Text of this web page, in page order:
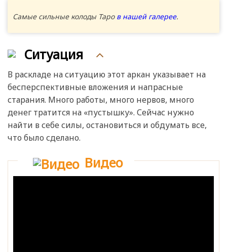
Самые сильные колоды Таро в нашей галерее.
Ситуация
В раскладе на ситуацию этот аркан указывает на
бесперспективные вложения и напрасные
старания. Много работы, много нервов, много
денег тратится на «пустышку». Сейчас нужно
найти в себе силы, остановиться и обдумать все,
что было сделано.
Видео